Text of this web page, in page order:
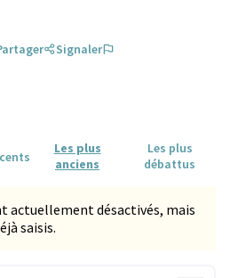
Signaler
Les plus
anciens
Les plus
débattus
actuellement désactivés, mais
saisis.